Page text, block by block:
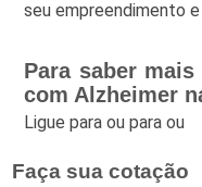
seu empreendimento e
Para saber
com Alzheimer
Ligue paraou paraou
Faça sua cotação